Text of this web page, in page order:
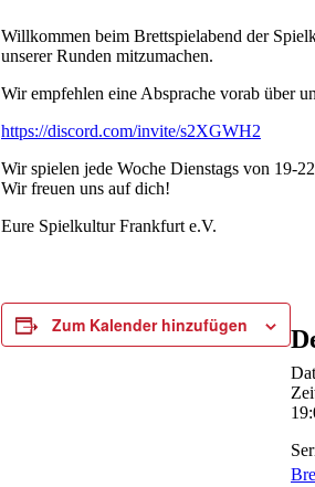
Willkommen beim Brettspielabend der
unserer Runden mitzumachen.
Wir empfehlen eine Absprache vorab über
https://discord.com/invite/s2XGWH2
Wir spielen jede Woche Dienstags von 19-
Wir freuen uns auf dich!
Eure Spielkultur Frankfurt e.V.
Zum Kalender hinzufügen